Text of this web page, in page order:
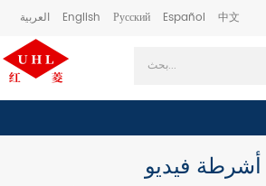
العربية English Русский Español 中文
أشرطة فيديو